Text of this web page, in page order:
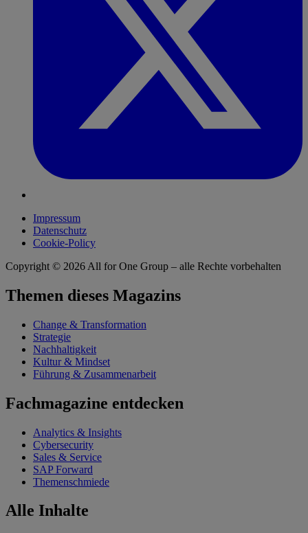
Impressum
Datenschutz
Cookie-Policy
Copyright © 2026 All for One Group – alle Rechte vorbehalten
Themen dieses Magazins
Change & Transformation
Strategie
Nachhaltigkeit
Kultur & Mindset
Führung & Zusammenarbeit
Fachmagazine entdecken
Analytics & Insights
Cybersecurity
Sales & Service
SAP Forward
Themenschmiede
Alle Inhalte